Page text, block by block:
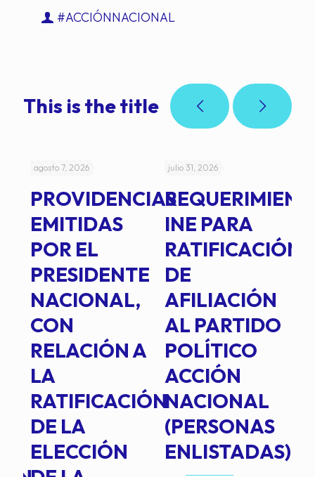
#ACCIÓNNACIONAL
This is the title
agosto 7, 2026
PROVIDENCIAS
EMITIDAS
POR EL
PRESIDENTE
NACIONAL,
CON
RELACIÓN A
LA
RATIFICACIÓN
DE LA
ELECCIÓN
julio 31, 2026
INE PARA
RATIFICACIÓN
DE
AFILIACIÓN
AL PARTIDO
POLÍTICO
ACCIÓN
NACIONAL
(PERSONAS
ENLISTADAS)